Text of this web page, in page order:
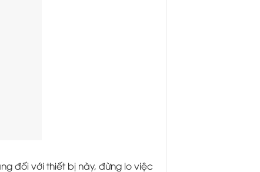
đối với thiết bị này, đừng lo việc